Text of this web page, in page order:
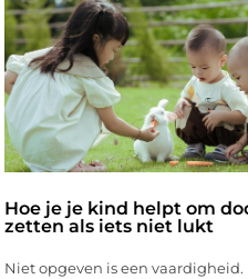
Hoe je je kind helpt om
zetten als iets niet lukt
Niet opgeven is een vaardigheid.